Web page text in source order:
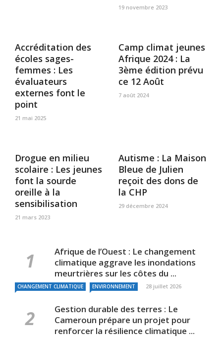
19 novembre 2023
Accréditation des
écoles sages-
femmes : Les
évaluateurs
externes font le
point
21 mai 2025
Camp climat jeunes
Afrique 2024 : La
3ème édition prévu
ce 12 Août
7 août 2024
Drogue en milieu
scolaire : Les jeunes
font la sourde
oreille à la
sensibilisation
21 mars 2023
Autisme : La Maison
Bleue de Julien
reçoit des dons de
la CHP
29 décembre 2024
Afrique de l’Ouest : Le changement
climatique aggrave les inondations
meurtrières sur les côtes du ...
CHANGEMENT CLIMATIQUE ENVIRONNEMENT 28 juillet 2026
Gestion durable des terres : Le
Cameroun prépare un projet pour
renforcer la résilience climatique ...